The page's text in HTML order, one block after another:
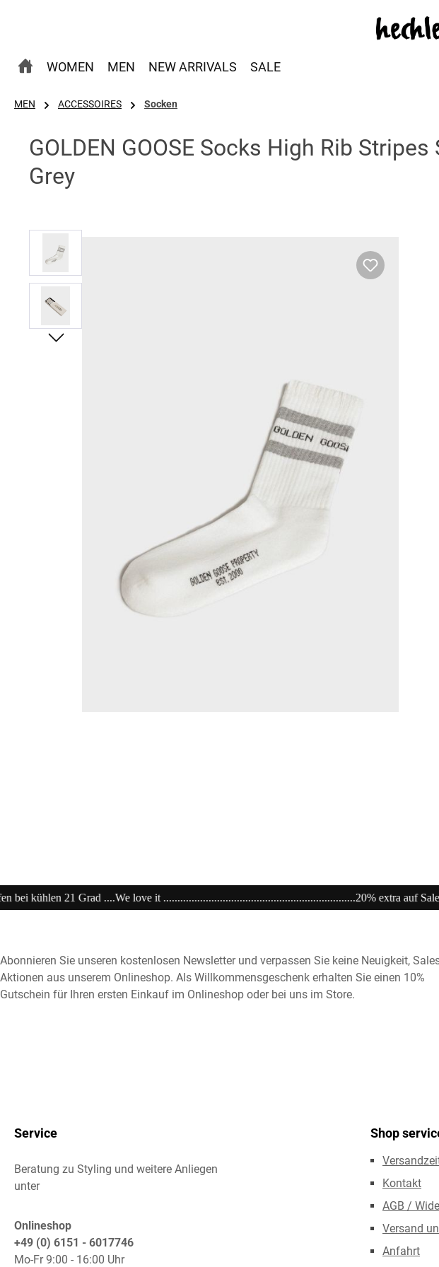
WOMEN MEN NEW ARRIVALS SALE
MEN ACCESSOIRES Socken
GOLDEN GOOSE Socks High Rib
Grey
it ....................................................................20% extra auf Sale .........Code: sale20
Abonnieren Sie unseren kostenlosen Newsletter und verpassen Sie keine Neuigkeit,
Aktionen aus unserem Onlineshop. Als Willkommensgeschenk erhalten Sie einen 10%
Gutschein für Ihren ersten Einkauf im Onlineshop oder bei uns im Store.
Service
Beratung zu Styling und weitere Anliegen
unter
Onlineshop
+49 (0) 6151 - 6017746
Mo-Fr 9:00 - 16:00 Uhr
Shop
Kontakt
AGB /
Versand
Anfahrt